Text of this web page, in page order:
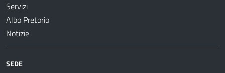
Servizi
Albo Pretorio
Notizie
SEDE